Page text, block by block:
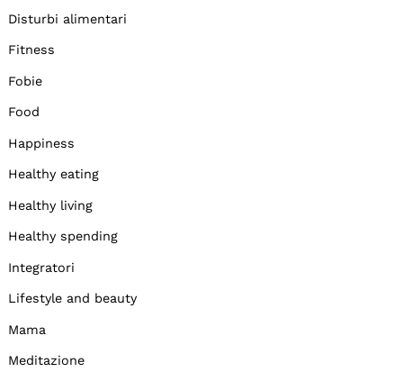
Disturbi alimentari
Fitness
Fobie
Food
Happiness
Healthy eating
Healthy living
Healthy spending
Integratori
Lifestyle and beauty
Mama
Meditazione